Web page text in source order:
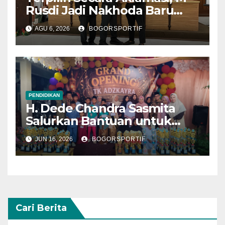
Rusdi Jadi Nakhoda Baru
MKKS Kabupaten Bogor
2026-2030
AGU 6, 2026 BOGORSPORTIF
PENDIDIKAN
H. Dede Chandra Sasmita
Salurkan Bantuan untuk
Pendidikan dan Anak Yatim
JUN 16, 2026 BOGORSPORTIF
Cari Berita